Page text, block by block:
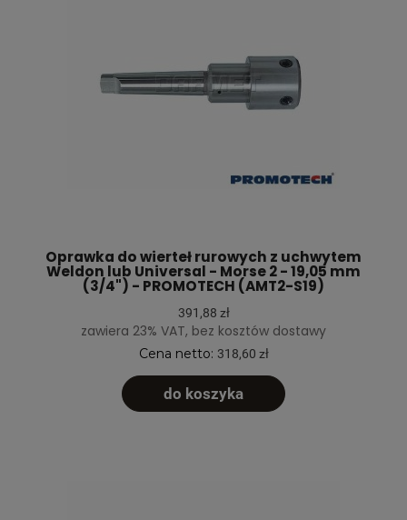
Oprawka do wierteł rurowych z uchwytem
Weldon lub Universal - Morse 2 - 19,05 mm
(3/4") - PROMOTECH (AMT2-S19)
391,88 zł
zawiera 23% VAT, bez kosztów dostawy
Cena netto: 318,60 zł
do koszyka